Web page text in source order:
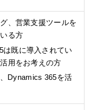
、営業支援ツールを
る方
は既に導入されてい
用をお考えの方
Dynamics 365を活